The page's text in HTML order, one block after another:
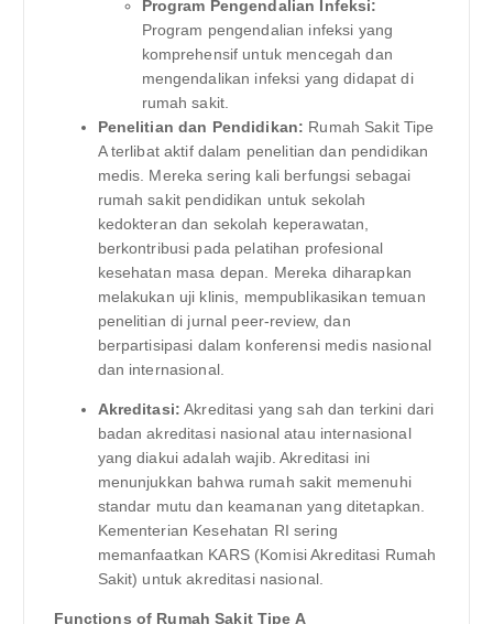
Program Pengendalian Infeksi:
Program pengendalian infeksi yang
komprehensif untuk mencegah dan
mengendalikan infeksi yang didapat di
rumah sakit.
Penelitian dan Pendidikan: Rumah Sakit Tipe
A terlibat aktif dalam penelitian dan pendidikan
medis. Mereka sering kali berfungsi sebagai
rumah sakit pendidikan untuk sekolah
kedokteran dan sekolah keperawatan,
berkontribusi pada pelatihan profesional
kesehatan masa depan. Mereka diharapkan
melakukan uji klinis, mempublikasikan temuan
penelitian di jurnal peer-review, dan
berpartisipasi dalam konferensi medis nasional
dan internasional.
Akreditasi: Akreditasi yang sah dan terkini dari
badan akreditasi nasional atau internasional
yang diakui adalah wajib. Akreditasi ini
menunjukkan bahwa rumah sakit memenuhi
standar mutu dan keamanan yang ditetapkan.
Kementerian Kesehatan RI sering
memanfaatkan KARS (Komisi Akreditasi Rumah
Sakit) untuk akreditasi nasional.
Functions of Rumah Sakit Tipe A